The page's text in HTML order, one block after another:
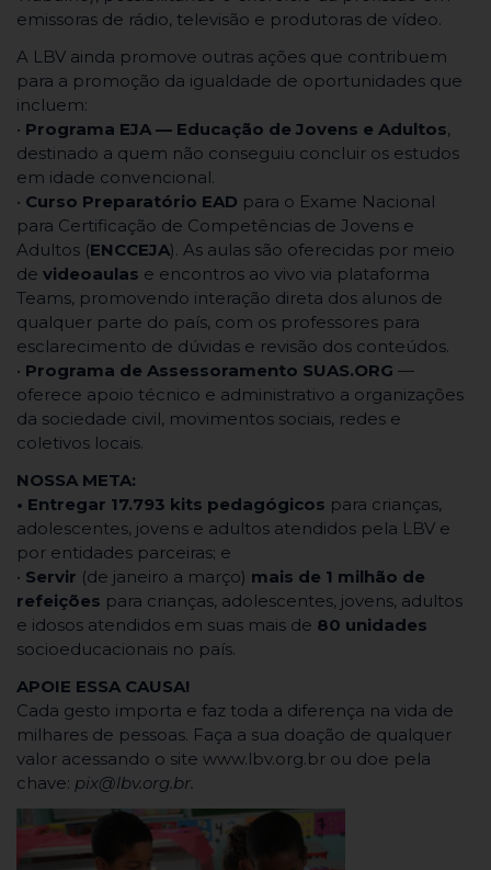
emissoras de rádio, televisão e produtoras de vídeo.
A LBV ainda promove outras ações que contribuem
para a promoção da igualdade de oportunidades que
incluem:
• Programa EJA — Educação de Jovens e Adultos,
destinado a quem não conseguiu concluir os estudos
em idade convencional.
• Curso Preparatório EAD para o Exame Nacional
para Certificação de Competências de Jovens e
Adultos (ENCCEJA). As aulas são oferecidas por meio
de videoaulas e encontros ao vivo via plataforma
Teams, promovendo interação direta dos alunos de
qualquer parte do país, com os professores para
esclarecimento de dúvidas e revisão dos conteúdos.
• Programa de Assessoramento SUAS.ORG —
oferece apoio técnico e administrativo a organizações
da sociedade civil, movimentos sociais, redes e
coletivos locais.
NOSSA META:
• Entregar 17.793 kits pedagógicos para crianças,
adolescentes, jovens e adultos atendidos pela LBV e
por entidades parceiras; e
• Servir (de janeiro a março) mais de 1 milhão de
refeições para crianças, adolescentes, jovens, adultos
e idosos atendidos em suas mais de 80 unidades
socioeducacionais no país.
APOIE ESSA CAUSA!
Cada gesto importa e faz toda a diferença na vida de
milhares de pessoas. Faça a sua doação de qualquer
valor acessando o site www.lbv.org.br ou doe pela
chave: pix@lbv.org.br.